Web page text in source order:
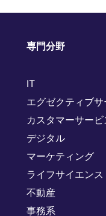
専門分野
IT
エグゼクティブサ
カスタマーサービ
デジタル
マーケティング
ライフサイエンス
不動産
事務系